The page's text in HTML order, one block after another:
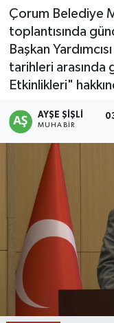
Çorum Belediye
toplantısında
Başkan
tarihleri arasında
Etkinlikleri"
AYŞE ŞIŞLI
MUHABIR
Haber Arşivi